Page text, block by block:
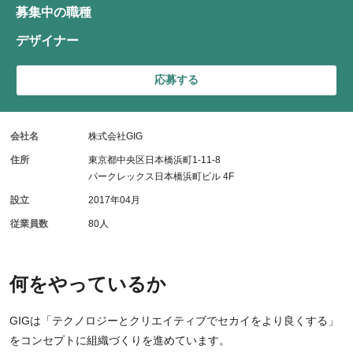
何をやっているか
GIGは「テクノロジーとクリエイティブでセカイをより良くする」
をコンセプトに組織づくりを進めています。
募集中の職種
デザイナー
応募する
会社名 株式会社GIG
住所
東京都中央区日本橋浜町1-11-8
パークレックス日本橋浜町ビル 4F
設立 2017年04月
従業員数 80人